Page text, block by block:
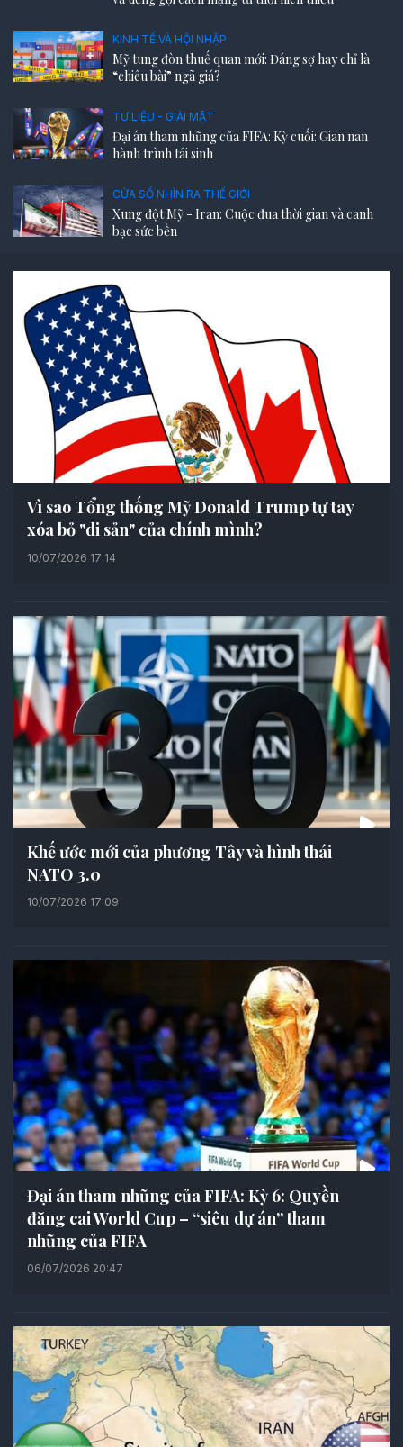
KINH TẾ VÀ HỘI NHẬP
Mỹ tung đòn thuế quan mới: Đáng sợ hay chỉ là
“chiêu bài” ngã giá?
TƯ LIỆU - GIẢI MẬT
Đại án tham nhũng của FIFA: Kỳ cuối: Gian nan
hành trình tái sinh
CỬA SỔ NHÌN RA THẾ GIỚI
Xung đột Mỹ - Iran: Cuộc đua thời gian và canh
bạc sức bền
Vì sao Tổng thống Mỹ Donald Trump tự tay
xóa bỏ "di sản" của chính mình?
10/07/2026 17:14
Khế ước mới của phương Tây và hình thái
NATO 3.0
10/07/2026 17:09
Đại án tham nhũng của FIFA: Kỳ 6: Quyền
đăng cai World Cup – “siêu dự án” tham
nhũng của FIFA
06/07/2026 20:47